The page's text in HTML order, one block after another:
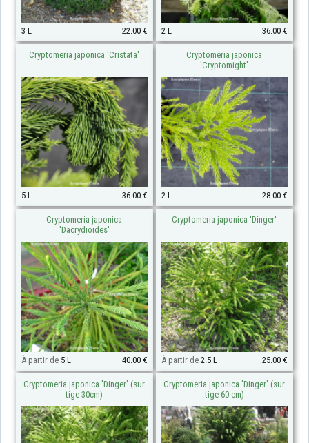
3 L 22.00 € 2 L 36.00 €
Cryptomeria japonica 'Cristata'
5 L 36.00 €
Cryptomeria japonica
'Cryptomight'
2 L 28.00 €
Cryptomeria japonica
'Dacrydioides'
À partir de 5 L 40.00 €
Cryptomeria japonica 'Dinger'
À partir de2.5 L 25.00 €
Cryptomeria japonica 'Dinger' (sur
tige 30cm)
Cryptomeria japonica 'Dinger' (sur
tige 60 cm)